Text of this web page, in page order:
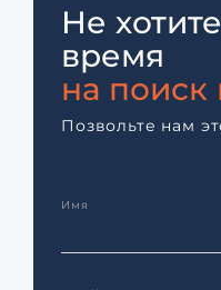
Не
время
на поиск
Позвольте нам